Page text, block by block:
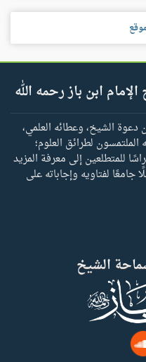
ابن باز رحمه الله
الشيخ، وعطائه العلمي،
لطرائق العلوم؛
للمتطلعين إلى معرفة المزيد
لفتاويه وإجاباته على
الشيخ